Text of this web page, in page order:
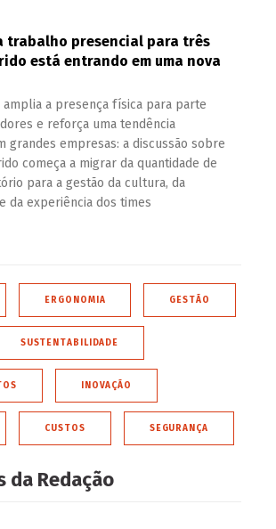
trabalho presencial para três
está entrando em uma nova
a presença física para parte
e reforça uma tendência
grandes empresas: a discussão sobre
começa a migrar da quantidade de
para a gestão da cultura, da
da experiência dos times
ERGONOMIA GESTÃO
SUSTENTABILIDADE
INOVAÇÃO
CUSTOS SEGURANÇA
da Redação